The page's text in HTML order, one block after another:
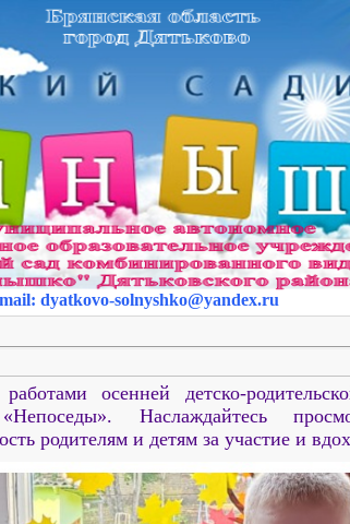
: dyatkovo-solnyshko@yandex.ru
осенней детско-
Наслаждайтесь
родителям и детям за участие и